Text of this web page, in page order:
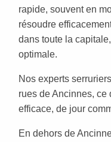
rapide, souvent en
résoudre
dans toute la
optimale.
Nos experts
rues de Ancinnes, ce
efficace, de jour
En dehors de